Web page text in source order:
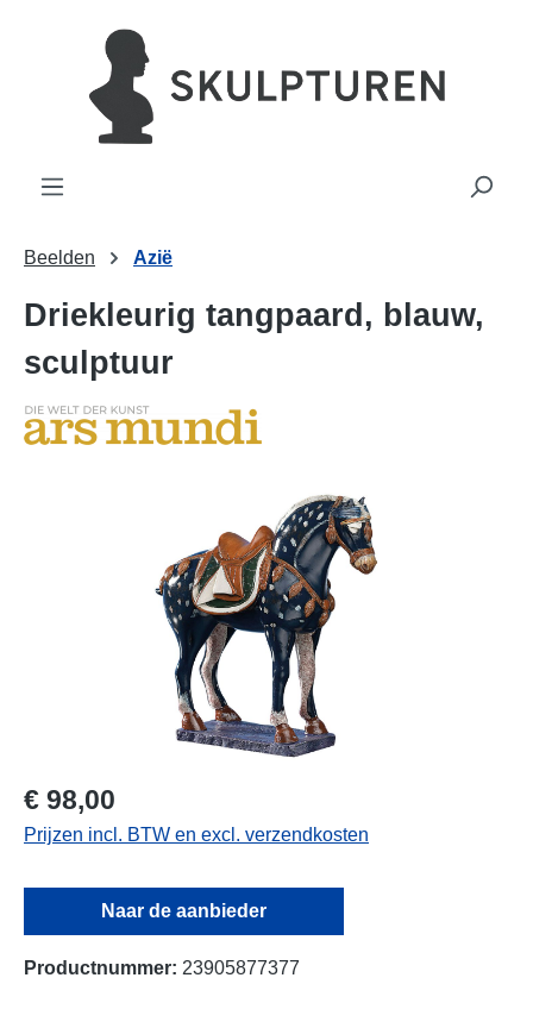
Beelden Azië
Driekleurig tangpaard, blauw,
sculptuur
€ 98,00
Prijzen incl. BTW en excl. verzendkosten
Naar de aanbieder
Productnummer: 23905877377